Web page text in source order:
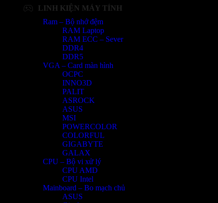
LINH KIỆN MÁY TÍNH
Ram – Bộ nhớ đệm
RAM Laptop
RAM ECC – Sever
DDR4
DDR5
VGA – Card màn hình
OCPC
INNO3D
PALIT
ASROCK
ASUS
MSI
POWERCOLOR
COLORFUL
GIGABYTE
GALAX
CPU – Bộ vi xử lý
CPU AMD
CPU Intel
Mainboard – Bo mạch chủ
ASUS